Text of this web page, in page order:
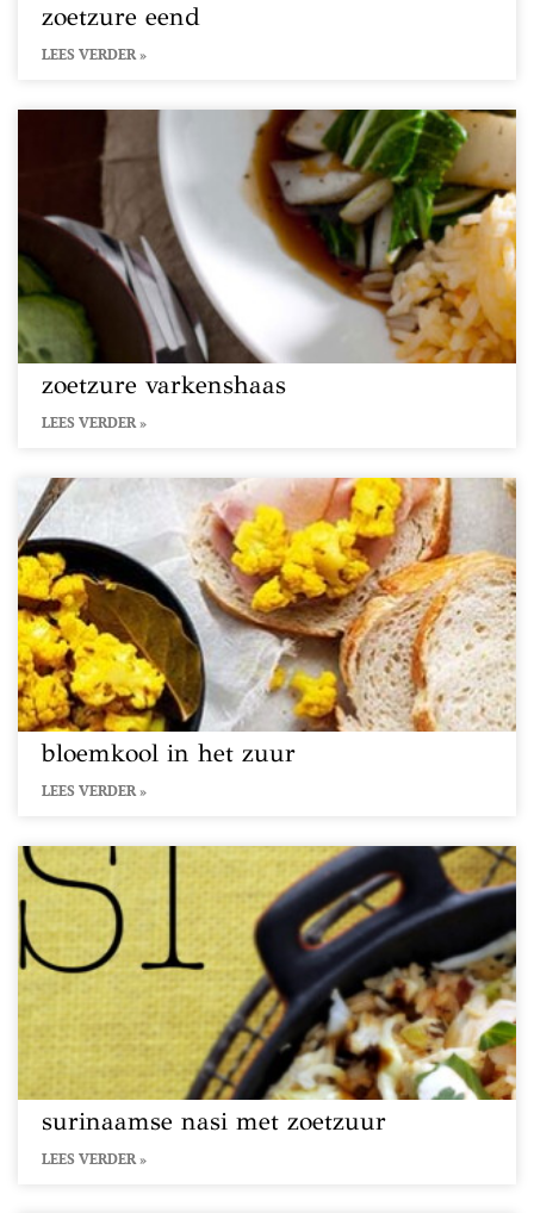
zoetzure eend
LEES VERDER »
zoetzure varkenshaas
LEES VERDER »
bloemkool in het zuur
LEES VERDER »
surinaamse nasi met zoetzuur
LEES VERDER »